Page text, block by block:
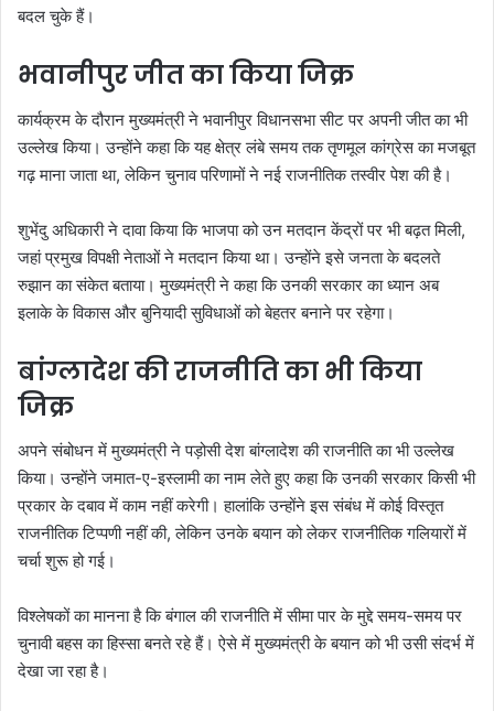
बदल चुके हैं।
भवानीपुर जीत का किया जिक्र
कार्यक्रम के दौरान मुख्यमंत्री ने भवानीपुर विधानसभा सीट पर अपनी जीत का भी
उल्लेख किया। उन्होंने कहा कि यह क्षेत्र लंबे समय तक तृणमूल कांग्रेस का मजबूत
गढ़ माना जाता था, लेकिन चुनाव परिणामों ने नई राजनीतिक तस्वीर पेश की है।
शुभेंदु अधिकारी ने दावा किया कि भाजपा को उन मतदान केंद्रों पर भी बढ़त मिली,
जहां प्रमुख विपक्षी नेताओं ने मतदान किया था। उन्होंने इसे जनता के बदलते
रुझान का संकेत बताया। मुख्यमंत्री ने कहा कि उनकी सरकार का ध्यान अब
इलाके के विकास और बुनियादी सुविधाओं को बेहतर बनाने पर रहेगा।
बांग्लादेश की राजनीति का भी किया
जिक्र
अपने संबोधन में मुख्यमंत्री ने पड़ोसी देश बांग्लादेश की राजनीति का भी उल्लेख
किया। उन्होंने जमात-ए-इस्लामी का नाम लेते हुए कहा कि उनकी सरकार किसी भी
प्रकार के दबाव में काम नहीं करेगी। हालांकि उन्होंने इस संबंध में कोई विस्तृत
राजनीतिक टिप्पणी नहीं की, लेकिन उनके बयान को लेकर राजनीतिक गलियारों में
चर्चा शुरू हो गई।
विश्लेषकों का मानना है कि बंगाल की राजनीति में सीमा पार के मुद्दे समय-समय पर
चुनावी बहस का हिस्सा बनते रहे हैं। ऐसे में मुख्यमंत्री के बयान को भी उसी संदर्भ में
देखा जा रहा है।